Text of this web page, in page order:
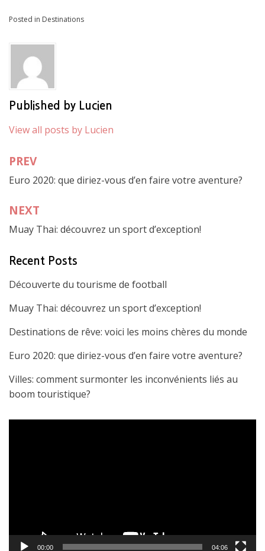
e
o
o
ittai
Posted in Destinations
Published by Lucien
View all posts by Lucien
Post
navigation
PREV
Euro 2020: que diriez-vous d’en faire votre aventure?
NEXT
Muay Thai: découvrez un sport d’exception!
Recent Posts
Découverte du tourisme de football
Muay Thai: découvrez un sport d’exception!
Destinations de rêve: voici les moins chères du monde
Euro 2020: que diriez-vous d’en faire votre aventure?
Villes: comment surmonter les inconvénients liés au
boom touristique?
00:00 04:06